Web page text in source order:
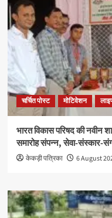
चर्चित पोस्ट मोटिवेशन
भारत विकास परिषद की नवीन
समारोह संपन्न, सेवा-संस्कार-
केकड़ी पत्रिका 6 August